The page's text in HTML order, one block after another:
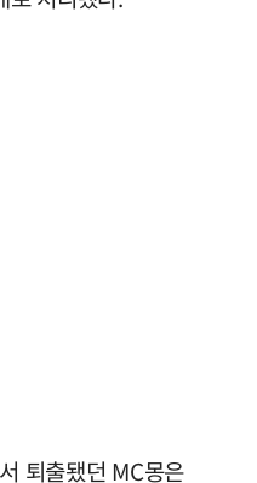
퇴출됐던 MC몽은